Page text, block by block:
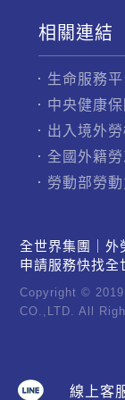
線上客
相關連結
生命服務平
中央健康
出入境外
全國外籍
勞動部勞
全世界集團｜外
申請服務快找全
Copyright © 2019
CO.,LTD. All